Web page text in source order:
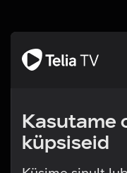
Kasutame
küpsiseid